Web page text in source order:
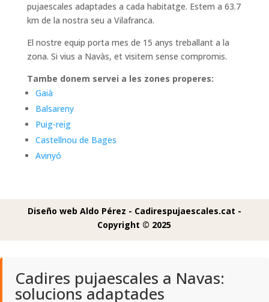
pujaescales adaptades a cada habitatge. Estem a 63.7
km de la nostra seu a Vilafranca.
El nostre equip porta mes de 15 anys treballant a la
zona. Si vius a Navàs, et visitem sense compromis.
Tambe donem servei a les zones properes:
Gaià
Balsareny
Puig-reig
Castellnou de Bages
Avinyó
Diseño web Aldo Pérez - Cadirespujaescales.cat -
Copyright © 2025
Cadires pujaescales a Navas:
solucions adaptades